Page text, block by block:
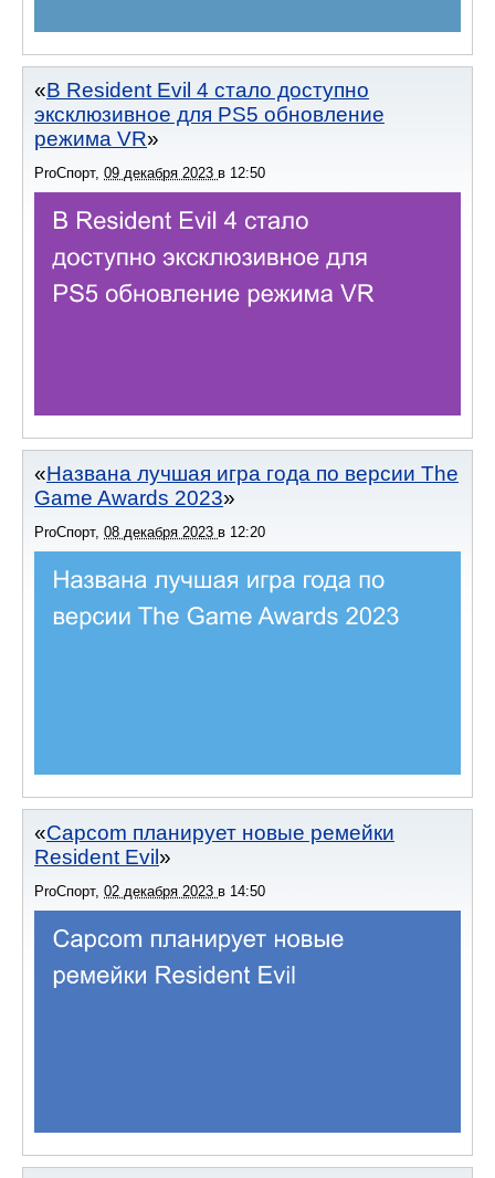
В Resident Evil 4 стало доступно
эксклюзивное для PS5 обновление
режима VR
ProСпорт, 09 декабря 2023 в 12:50
Названа лучшая игра года по версии The
Game Awards 2023
ProСпорт, 08 декабря 2023 в 12:20
Capcom планирует новые ремейки
Resident Evil
ProСпорт, 02 декабря 2023 в 14:50